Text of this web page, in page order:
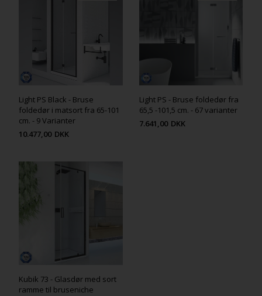
Light PS Black - Bruse
foldedør i matsort fra 65-101
cm. - 9 Varianter
10.477,00 DKK
Light PS - Bruse foldedør fra
65,5 -101,5 cm. - 67 varianter
7.641,00 DKK
Kubik 73 - Glasdør med sort
ramme til bruseniche